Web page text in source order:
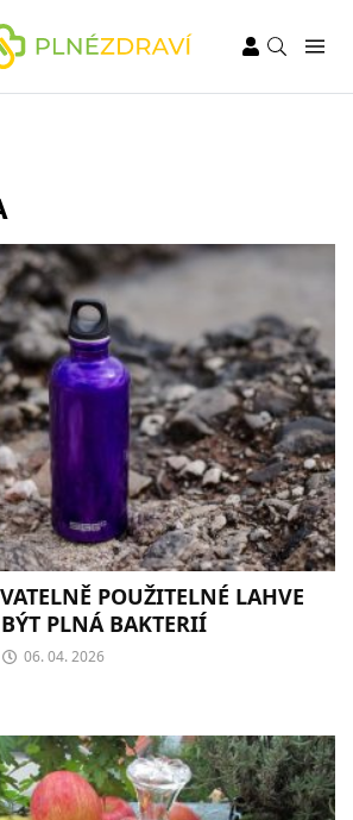
POUŽITELNÉ LAHVE
PLNÁ BAKTERIÍ
06. 04. 2026